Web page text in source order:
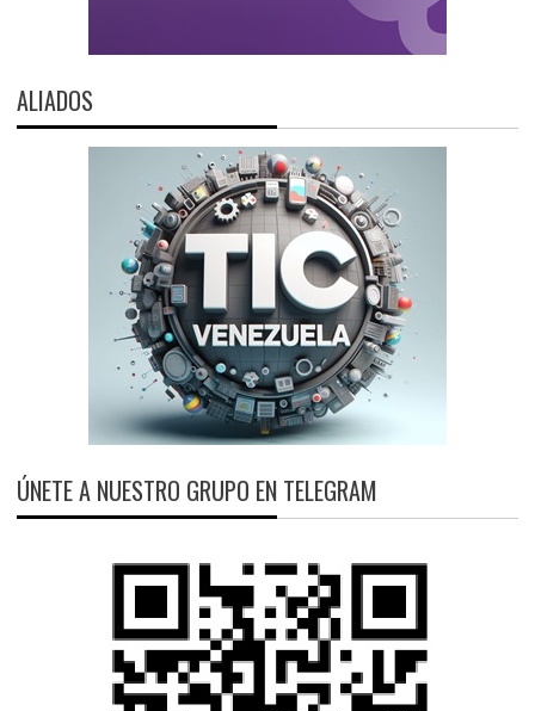
ALIADOS
ÚNETE A NUESTRO GRUPO EN TELEGRAM